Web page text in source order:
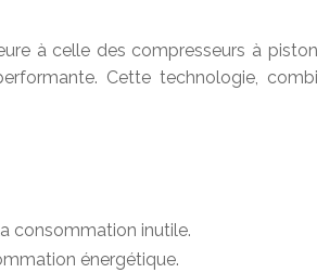
à celle des compresseurs à
Cette technologie,
consommation inutile.
énergétique.